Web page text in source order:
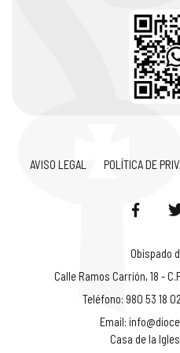
AVISO LEGAL POLÍTICA DE
Obispado
Calle Ramos Carrión, 18 -
Teléfono: 980 53 18
Email:
Casa de la